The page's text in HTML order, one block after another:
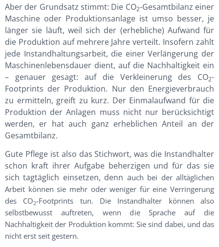
Aber der Grundsatz stimmt: Die CO2-Gesamtbilanz einer
Maschine oder Produktionsanlage ist umso besser, je
länger sie läuft, weil sich der (erhebliche) Aufwand für
die Produktion auf mehrere Jahre verteilt. Insofern zahlt
jede Instandhaltungsarbeit, die einer Verlängerung der
Maschinenlebensdauer dient, auf die Nachhaltigkeit ein
– genauer gesagt: auf die Verkleinerung des CO2-
Footprints der Produktion. Nur den Energieverbrauch
zu ermitteln, greift zu kurz. Der Einmalaufwand für die
Produktion der Anlagen muss nicht nur berücksichtigt
werden, er hat auch ganz erheblichen Anteil an der
Gesamtbilanz.
Gute Pflege ist also das Stichwort, was die Instandhalter
schon kraft ihrer Aufgabe beherzigen und für das sie
sich tagtäglich einsetzen, denn auch bei der alltäglichen
Arbeit können sie mehr oder weniger für eine Verringerung
des CO2-Footprints tun. Die Instandhalter können also
selbstbewusst auftreten, wenn die Sprache auf die
Nachhaltigkeit der Produktion kommt: Sie sind dabei, und das
nicht erst seit gestern.